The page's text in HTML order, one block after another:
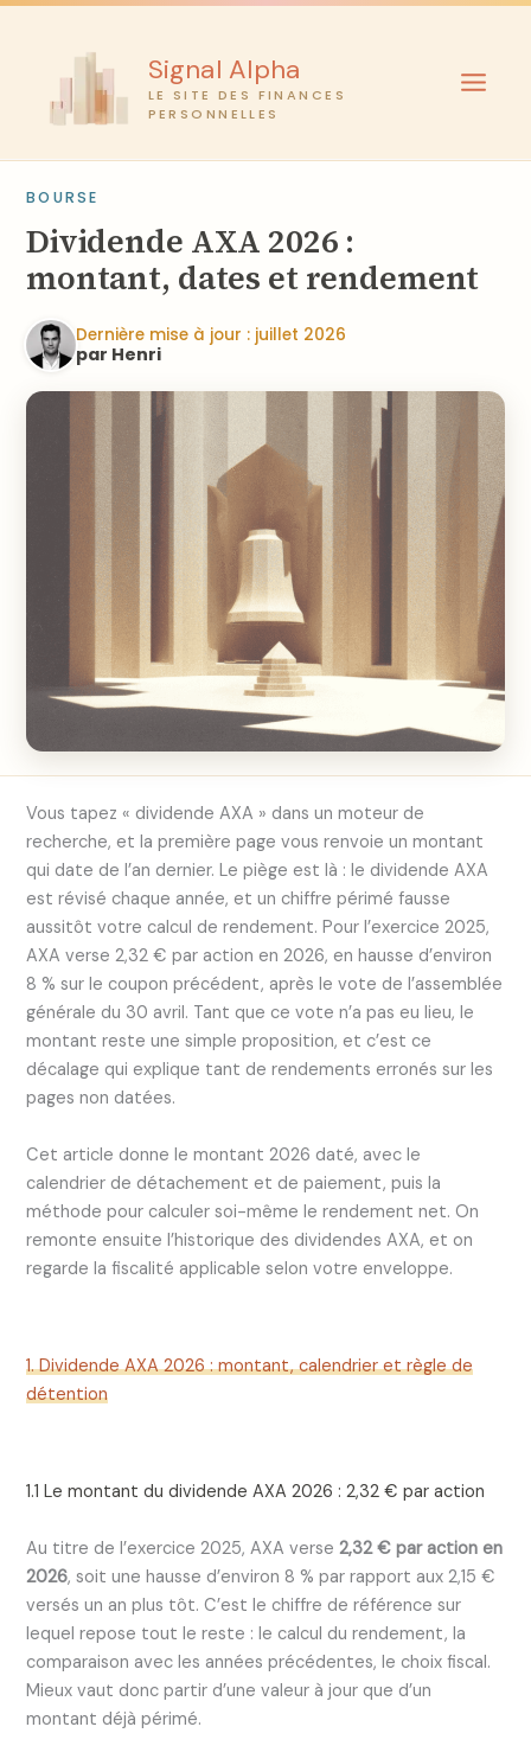
Aller
Signal Alpha
LE SITE DES FINANCES
PERSONNELLES
BOURSE
Dividende AXA 2026 :
montant, dates et rendement
Dernière mise à jour : juillet 2026
par Henri
Vous tapez « dividende AXA » dans un moteur de
recherche, et la première page vous renvoie un montant
qui date de l’an dernier. Le piège est là : le dividende AXA
est révisé chaque année, et un chiffre périmé fausse
aussitôt votre calcul de rendement. Pour l’exercice 2025,
AXA verse 2,32 € par action en 2026, en hausse d’environ
8 % sur le coupon précédent, après le vote de l’assemblée
générale du 30 avril. Tant que ce vote n’a pas eu lieu, le
montant reste une simple proposition, et c’est ce
décalage qui explique tant de rendements erronés sur les
pages non datées.
Cet article donne le montant 2026 daté, avec le
calendrier de détachement et de paiement, puis la
méthode pour calculer soi-même le rendement net. On
remonte ensuite l’historique des dividendes AXA, et on
regarde la fiscalité applicable selon votre enveloppe.
1. Dividende AXA 2026 : montant, calendrier et règle de
détention
1.1 Le montant du dividende AXA 2026 : 2,32 € par action
Au titre de l’exercice 2025, AXA verse2,32 € par action en
2026, soit une hausse d’environ 8 % par rapport aux 2,15 €
versés un an plus tôt. C’est le chiffre de référence sur
lequel repose tout le reste : le calcul du rendement, la
comparaison avec les années précédentes, le choix fiscal.
Mieux vaut donc partir d’une valeur à jour que d’un
montant déjà périmé.